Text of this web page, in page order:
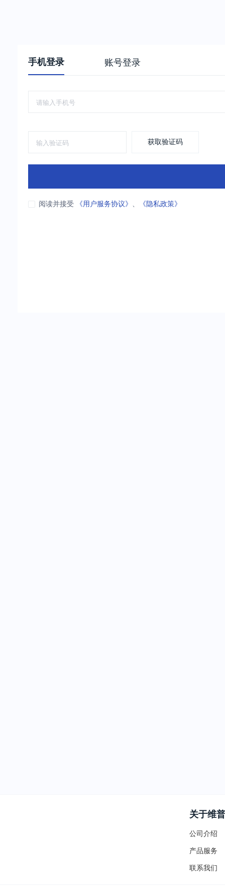
手机登录 账号登录
获取验证码
阅读并接受 《用户服务协议》 、 《隐私政策》
关于维普
公司介绍
产品服务
联系我们